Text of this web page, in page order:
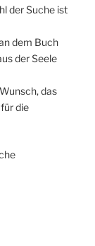
der Suche ist
dem Buch
der Seele
das
die